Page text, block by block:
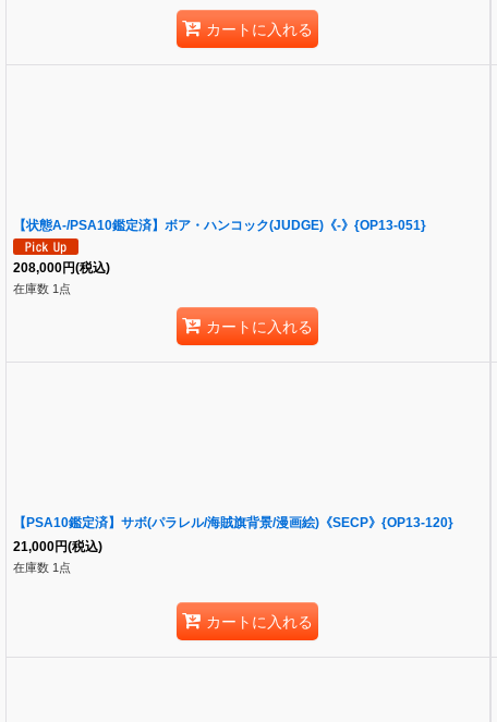
カートに入れる
【状態A-/PSA10鑑定済】ボア・ハンコック(JUDGE)《-》{OP13-051}
208,000円(税込)
在庫数 1点
カートに入れる
【PSA10鑑定済】サボ(パラレル/海賊旗背景/漫画絵)《SECP》{OP13-120}
21,000円(税込)
在庫数 1点
カートに入れる